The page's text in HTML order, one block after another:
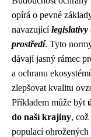
opírá o pevné
navazujícílegislativy
prostředí. Tyto
dávají jasný rámec
a ochranu
zlepšovat kvalitu
Příkladem může být
do naší krajiny,
populací